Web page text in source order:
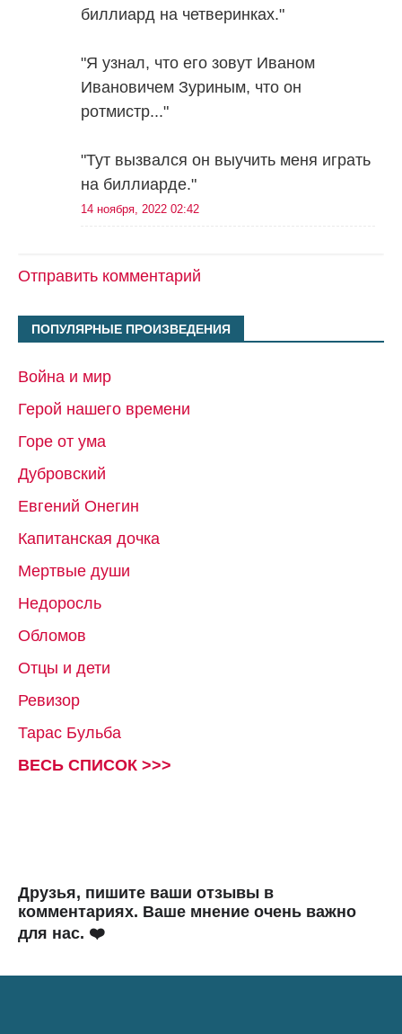
биллиард на четверинках."
"Я узнал, что его зовут Иваном
Ивановичем Зуриным, что он
ротмистр..."
"Тут вызвался он выучить меня играть
на биллиарде."
14 ноября, 2022 02:42
Отправить комментарий
ПОПУЛЯРНЫЕ ПРОИЗВЕДЕНИЯ
Война и мир
Герой нашего времени
Горе от ума
Дубровский
Евгений Онегин
Капитанская дочка
Мертвые души
Недоросль
Обломов
Отцы и дети
Ревизор
Тарас Бульба
ВЕСЬ СПИСОК >>>
Друзья, пишите ваши отзывы в
комментариях. Ваше мнение очень важно
для нас. ❤️